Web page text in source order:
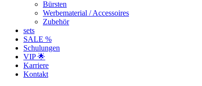
Bürsten
Werbematerial / Accessoires
Zubehör
sets
SALE %
Schulungen
VIP 🌟
Karriere
Kontakt